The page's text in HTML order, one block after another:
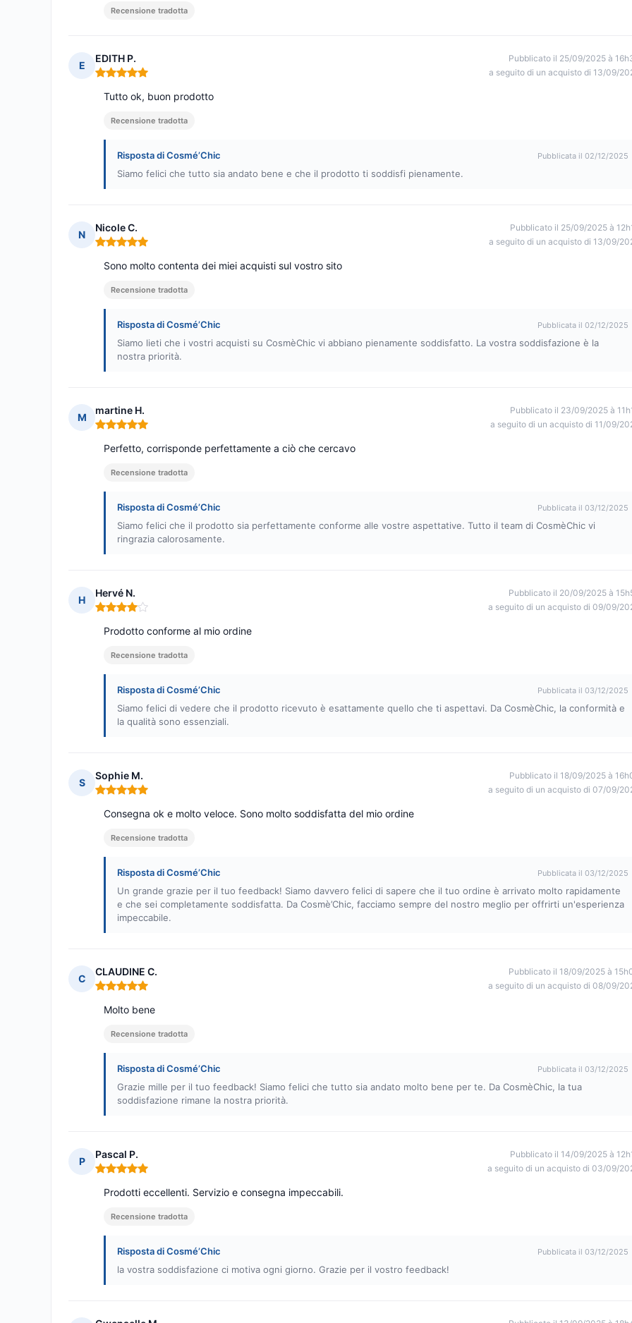
Recensione tradotta
E
EDITH P.
Nota: 5 su 5
Pubblicato il 25/09/2025 à
a seguito di un acquisto di 13/09/
Tutto ok, buon prodotto
Recensione tradotta
Risposta di Cosmé’Chic Pubblicata il 02/12/2025
Siamo felici che tutto sia andato bene e che il prodotto ti soddisfi pienamente.
N
Nicole C.
Nota: 5 su 5
Pubblicato il 25/09/2025 à
a seguito di un acquisto di 13/09/
Sono molto contenta dei miei acquisti sul vostro sito
Recensione tradotta
Risposta di Cosmé’Chic Pubblicata il 02/12/2025
Siamo lieti che i vostri acquisti su CosmèChic vi abbiano pienamente soddisfatto. La vostra soddisfazione è la
nostra priorità.
M
martine H.
Nota: 5 su 5
Pubblicato il 23/09/2025 à
a seguito di un acquisto di 11/09/
Perfetto, corrisponde perfettamente a ciò che cercavo
Recensione tradotta
Risposta di Cosmé’Chic Pubblicata il 03/12/2025
Siamo felici che il prodotto sia perfettamente conforme alle vostre aspettative. Tutto il team di CosmèChic vi
ringrazia calorosamente.
H
Hervé N.
Nota: 4 su 5
Pubblicato il 20/09/2025 à
a seguito di un acquisto di 09/09/
Prodotto conforme al mio ordine
Recensione tradotta
Risposta di Cosmé’Chic Pubblicata il 03/12/2025
Siamo felici di vedere che il prodotto ricevuto è esattamente quello che ti aspettavi. Da CosmèChic, la conformità e
la qualità sono essenziali.
S
Sophie M.
Nota: 5 su 5
Pubblicato il 18/09/2025 à
a seguito di un acquisto di 07/09/
Consegna ok e molto veloce. Sono molto soddisfatta del mio ordine
Recensione tradotta
Risposta di Cosmé’Chic Pubblicata il 03/12/2025
Un grande grazie per il tuo feedback! Siamo davvero felici di sapere che il tuo ordine è arrivato molto rapidamente
e che sei completamente soddisfatta. Da Cosmè’Chic, facciamo sempre del nostro meglio per offrirti un'esperienza
impeccabile.
C
CLAUDINE C.
Nota: 5 su 5
Pubblicato il 18/09/2025 à
a seguito di un acquisto di 08/09/
Molto bene
Recensione tradotta
Risposta di Cosmé’Chic Pubblicata il 03/12/2025
Grazie mille per il tuo feedback! Siamo felici che tutto sia andato molto bene per te. Da CosmèChic, la tua
soddisfazione rimane la nostra priorità.
P
Pascal P.
Nota: 5 su 5
Pubblicato il 14/09/2025 à
a seguito di un acquisto di 03/09/
Prodotti eccellenti. Servizio e consegna impeccabili.
Recensione tradotta
Risposta di Cosmé’Chic Pubblicata il 03/12/2025
la vostra soddisfazione ci motiva ogni giorno. Grazie per il vostro feedback!